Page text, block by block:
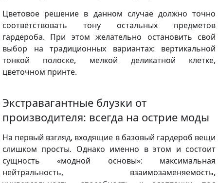
Цветовое решение в данном случае должно точно
соответствовать тону остальных предметов
гардероба. При этом желательно остановить свой
выбор на традиционных вариантах: вертикальной
тонкой полоске, мелкой деликатной клетке,
цветочном принте.
Экстравагантные блузки от
производителя: всегда на острие моды
На первый взгляд, входящие в базовый гардероб вещи
слишком просты. Однако именно в этом и состоит
сущность «модной основы»: максимальная
нейтральность, взаимозаменяемость,